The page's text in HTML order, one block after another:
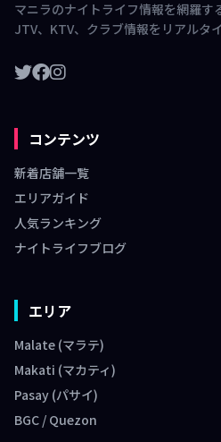
マニラのナイトライフ情報を網羅す
JTV、KTV、クラブ情報をリアルタ
コンテンツ
新着店舗一覧
エリアガイド
人気ランキング
ナイトライフブログ
エリア
Malate (マラテ)
Makati (マカティ)
Pasay (パサイ)
BGC / Quezon